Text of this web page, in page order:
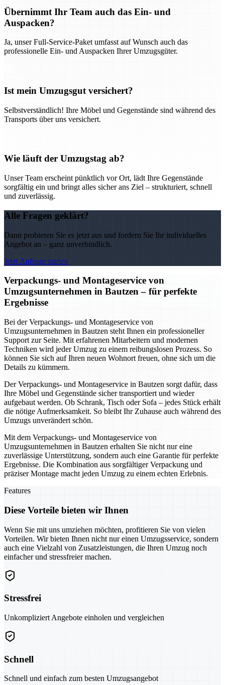
Übernimmt Ihr Team auch das Ein- und
Auspacken?
Ja, unser Full-Service-Paket umfasst auf Wunsch auch das
professionelle Ein- und Auspacken Ihrer Umzugsgüter.
Ist mein Umzugsgut versichert?
Selbstverständlich! Ihre Möbel und Gegenstände sind während des
Transports über uns versichert.
Wie läuft der Umzugstag ab?
Unser Team erscheint pünktlich vor Ort, lädt Ihre Gegenstände
sorgfältig ein und bringt alles sicher ans Ziel – strukturiert, schnell
und zuverlässig.
Alle Fragen geklärt?
Dann probieren Sie es jetzt aus und fordern Sie Ihr individuelles
Angebot an – ganz unverbindlich.
Jetzt Anfrage starten
Verpackungs- und Montageservice von
Umzugsunternehmen in Bautzen – für perfekte
Ergebnisse
Bei der Verpackungs- und Montageservice von
Umzugsunternehmen in Bautzen steht Ihnen ein professioneller
Support zur Seite. Mit erfahrenen Mitarbeitern und modernen
Techniken wird jeder Umzug zu einem reibungslosen Prozess. So
können Sie sich auf Ihren neuen Wohnort freuen, ohne sich um die
Details zu kümmern.
Der Verpackungs- und Montageservice in Bautzen sorgt dafür, dass
Ihre Möbel und Gegenstände sicher transportiert und wieder
aufgebaut werden. Ob Schrank, Tisch oder Sofa – jedes Stück erhält
die nötige Aufmerksamkeit. So bleibt Ihr Zuhause auch während des
Umzugs unverändert schön.
Mit dem Verpackungs- und Montageservice von
Umzugsunternehmen in Bautzen erhalten Sie nicht nur eine
zuverlässige Unterstützung, sondern auch eine Garantie für perfekte
Ergebnisse. Die Kombination aus sorgfältiger Verpackung und
präziser Montage macht jeden Umzug zu einem echten Erlebnis.
Features
Diese Vorteile bieten wir Ihnen
Wenn Sie mit uns umziehen möchten, profitieren Sie von vielen
Vorteilen. Wir bieten Ihnen nicht nur einen Umzugsservice, sondern
auch eine Vielzahl von Zusatzleistungen, die Ihren Umzug noch
einfacher und stressfreier machen.
Stressfrei
Unkompliziert Angebote einholen und vergleichen
Schnell
Schnell und einfach zum besten Umzugsangebot